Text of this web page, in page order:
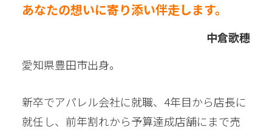
あなたの想いに寄り添い伴走します。
中倉歌穗
愛知県豊田市出身。
新卒でアパレル会社に就職、4年目から店長に
就任し、前年割れから予算達成店舗にまで売